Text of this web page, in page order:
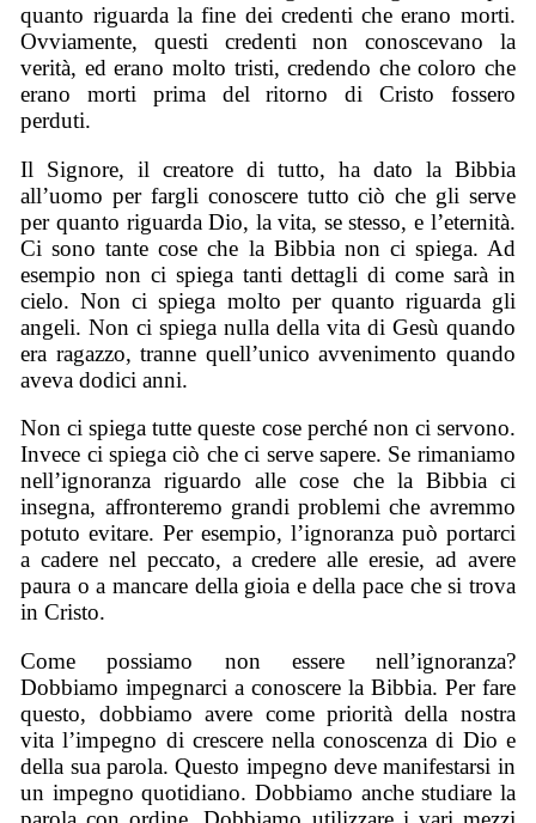
quanto riguarda la fine dei credenti che erano morti.
Ovviamente, questi credenti non conoscevano la
verità, ed erano molto tristi, credendo che coloro che
erano morti prima del ritorno di Cristo fossero
perduti.
Il Signore, il creatore di tutto, ha dato la Bibbia
all’uomo per fargli conoscere tutto ciò che gli serve
per quanto riguarda Dio, la vita, se stesso, e l’eternità.
Ci sono tante cose che la Bibbia non ci spiega. Ad
esempio non ci spiega tanti dettagli di come sarà in
cielo. Non ci spiega molto per quanto riguarda gli
angeli. Non ci spiega nulla della vita di Gesù quando
era ragazzo, tranne quell’unico avvenimento quando
aveva dodici anni.
Non ci spiega tutte queste cose perché non ci servono.
Invece ci spiega ciò che ci serve sapere. Se rimaniamo
nell’ignoranza riguardo alle cose che la Bibbia ci
insegna, affronteremo grandi problemi che avremmo
potuto evitare. Per esempio, l’ignoranza può portarci
a cadere nel peccato, a credere alle eresie, ad avere
paura o a mancare della gioia e della pace che si trova
in Cristo.
Come possiamo non essere nell’ignoranza?
Dobbiamo impegnarci a conoscere la Bibbia. Per fare
questo, dobbiamo avere come priorità della nostra
vita l’impegno di crescere nella conoscenza di Dio e
della sua parola. Questo impegno deve manifestarsi in
un impegno quotidiano. Dobbiamo anche studiare la